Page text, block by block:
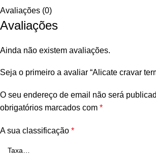
Avaliações (0)
Avaliações
Ainda não existem avaliações.
Seja o primeiro a avaliar “Alicate cravar
O seu endereço de email não será
obrigatórios marcados com *
A sua classificação *